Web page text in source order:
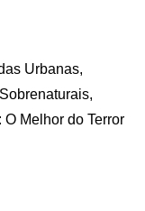
Urbanas,
Melhor do Terror